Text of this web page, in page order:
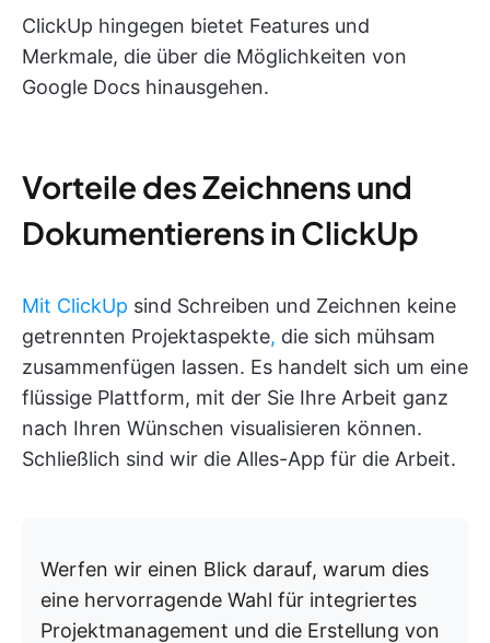
ClickUp hingegen bietet Features und
Merkmale, die über die Möglichkeiten von
Google Docs hinausgehen.
Vorteile des Zeichnens und
Dokumentierens in ClickUp
Mit ClickUp sind Schreiben und Zeichnen keine
getrennten Projektaspekte, die sich mühsam
zusammenfügen lassen. Es handelt sich um eine
flüssige Plattform, mit der Sie Ihre Arbeit ganz
nach Ihren Wünschen visualisieren können.
Schließlich sind wir die Alles-App für die Arbeit.
Werfen wir einen Blick darauf, warum dies
eine hervorragende Wahl für integriertes
Projektmanagement und die Erstellung von